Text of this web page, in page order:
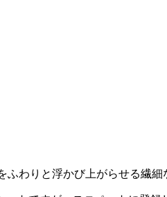
ふわりと浮かび上がらせる繊